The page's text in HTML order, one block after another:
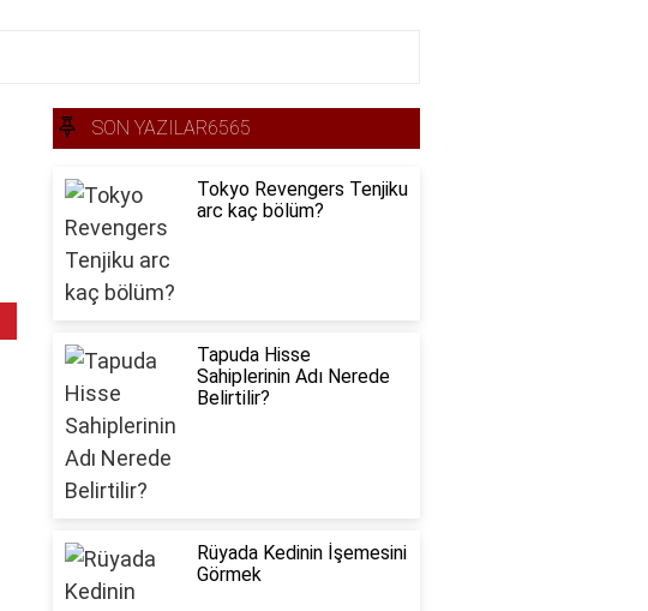
SON YAZILAR6565
Tokyo Revengers Tenjiku
arc kaç bölüm?
Tapuda Hisse
Sahiplerinin Adı Nerede
Belirtilir?
Rüyada Kedinin İşemesini
Görmek